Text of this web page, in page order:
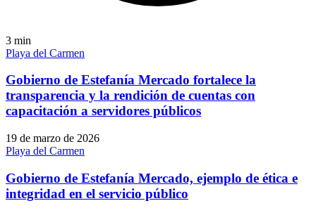
3 min
Playa del Carmen
Gobierno de Estefanía Mercado fortalece la
transparencia y la rendición de cuentas con
capacitación a servidores públicos
19 de marzo de 2026
Playa del Carmen
Gobierno de Estefanía Mercado, ejemplo de ética e
integridad en el servicio público